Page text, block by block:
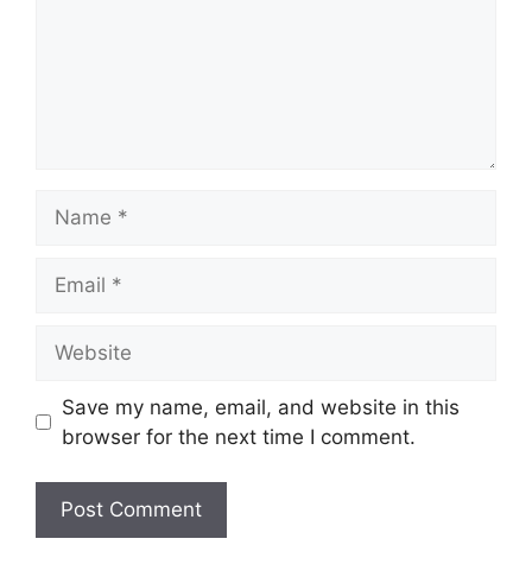
Save my name, email, and website in this
browser for the next time I comment.